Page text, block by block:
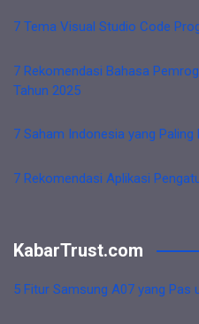
7 Tema Visual Studio Code
7 Rekomendasi Bahasa
Tahun 2025
7 Saham Indonesia yang Paling
7 Rekomendasi Aplikasi
KabarTrust.com
5 Fitur Samsung A07 yang Pas